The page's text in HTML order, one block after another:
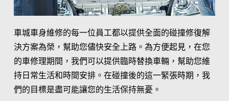
車城車身維修的每一位員工都以提供全面的碰撞修復解
決方案為榮，幫助您儘快安全上路。為方便起見，在您
的車修理期間，我們可以提供臨時替換車輛，幫助您維
持日常生活和時間安排。在碰撞後的這一緊張時期，我
們的目標是盡可能讓您的生活保持無憂。